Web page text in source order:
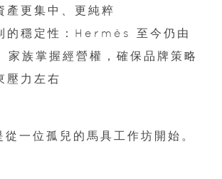
產更集中、更純粹
的穩定性：Hermès 至今仍由
族掌握經營權，確保品牌策略
壓力左右
一位孤兒的馬具工作坊開始。